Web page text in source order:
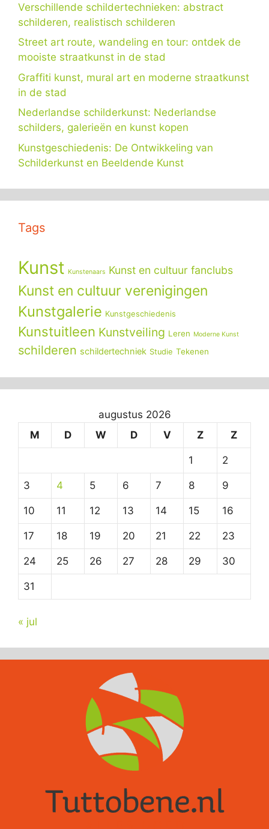
Verschillende schildertechnieken: abstract
schilderen, realistisch schilderen
Street art route, wandeling en tour: ontdek de
mooiste straatkunst in de stad
Graffiti kunst, mural art en moderne straatkunst
in de stad
Nederlandse schilderkunst: Nederlandse
schilders, galerieën en kunst kopen
Kunstgeschiedenis: De Ontwikkeling van
Schilderkunst en Beeldende Kunst
Tags
Kunst Kunstenaars Kunst en cultuur fanclubs
Kunst en cultuur verenigingen
Kunstgalerie Kunstgeschiedenis
Kunstuitleen Kunstveiling Leren Moderne Kunst
schilderen schildertechniek Studie Tekenen
augustus 2026
M
D W D V Z Z
1 2
3 4 5 6 7 8 9
10 11 12 13 14 15 16
17 18 19 20 21 22 23
24 25 26 27 28 29 30
31
« jul